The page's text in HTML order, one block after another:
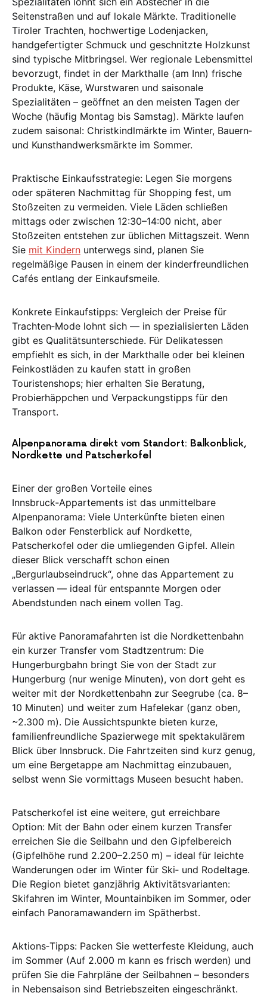
Seitenstraßen und auf lokale Märkte. Traditionelle
Tiroler Trachten, hochwertige Lodenjacken,
handgefertigter Schmuck und geschnitzte Holzkunst
sind typische Mitbringsel. Wer regionale Lebensmittel
bevorzugt, findet in der Markthalle (am Inn) frische
Produkte, Käse, Wurstwaren und saisonale
Spezialitäten – geöffnet an den meisten Tagen der
Woche (häufig Montag bis Samstag). Märkte laufen
zudem saisonal: Christkindlmärkte im Winter, Bauern‑
und Kunsthandwerksmärkte im Sommer.
Praktische Einkaufsstrategie: Legen Sie morgens
oder späteren Nachmittag für Shopping fest, um
Stoßzeiten zu vermeiden. Viele Läden schließen
mittags oder zwischen 12:30–14:00 nicht, aber
Stoßzeiten entstehen zur üblichen Mittagszeit. Wenn
Sie mit Kindern unterwegs sind, planen Sie
regelmäßige Pausen in einem der kinderfreundlichen
Cafés entlang der Einkaufsmeile.
Konkrete Einkaufstipps: Vergleich der Preise für
Trachten‑Mode lohnt sich — in spezialisierten Läden
gibt es Qualitätsunterschiede. Für Delikatessen
empfiehlt es sich, in der Markthalle oder bei kleinen
Feinkostläden zu kaufen statt in großen
Touristenshops; hier erhalten Sie Beratung,
Probierhäppchen und Verpackungstipps für den
Transport.
Alpenpanorama direkt vom Standort: Balkonblick,
Nordkette und Patscherkofel
Einer der großen Vorteile eines
Innsbruck‑Appartements ist das unmittelbare
Alpenpanorama: Viele Unterkünfte bieten einen
Balkon oder Fensterblick auf Nordkette,
Patscherkofel oder die umliegenden Gipfel. Allein
dieser Blick verschafft schon einen
„Bergurlaubseindruck“, ohne das Appartement zu
verlassen — ideal für entspannte Morgen oder
Abendstunden nach einem vollen Tag.
Für aktive Panoramafahrten ist die Nordkettenbahn
ein kurzer Transfer vom Stadtzentrum: Die
Hungerburgbahn bringt Sie von der Stadt zur
Hungerburg (nur wenige Minuten), von dort geht es
weiter mit der Nordkettenbahn zur Seegrube (ca. 8–
10 Minuten) und weiter zum Hafelekar (ganz oben,
~2.300 m). Die Aussichtspunkte bieten kurze,
familienfreundliche Spazierwege mit spektakulärem
Blick über Innsbruck. Die Fahrtzeiten sind kurz genug,
um eine Bergetappe am Nachmittag einzubauen,
selbst wenn Sie vormittags Museen besucht haben.
Patscherkofel ist eine weitere, gut erreichbare
Option: Mit der Bahn oder einem kurzen Transfer
erreichen Sie die Seilbahn und den Gipfelbereich
(Gipfelhöhe rund 2.200–2.250 m) – ideal für leichte
Wanderungen oder im Winter für Ski‑ und Rodeltage.
Die Region bietet ganzjährig Aktivitätsvarianten:
Skifahren im Winter, Mountainbiken im Sommer, oder
einfach Panoramawandern im Spätherbst.
Aktions‑Tipps: Packen Sie wetterfeste Kleidung, auch
im Sommer (Auf 2.000 m kann es frisch werden) und
prüfen Sie die Fahrpläne der Seilbahnen – besonders
in Nebensaison sind Betriebszeiten eingeschränkt.